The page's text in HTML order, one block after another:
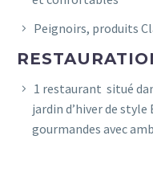
Peignoirs, produits
1 restaurant situé
jardin d’hiver de style
gourmandes avec